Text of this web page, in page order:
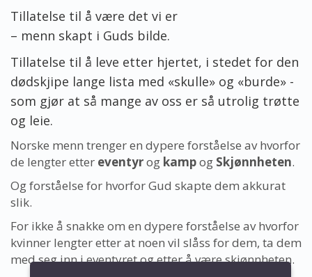
Tillatelse til å være det vi er
– menn skapt i Guds bilde.
Tillatelse til å leve etter hjertet, i stedet for den
dødskjipe lange lista med «skulle» og «burde» -
som gjør at så mange av oss er så utrolig trøtte
og leie.
Norske menn trenger en dypere forståelse av hvorfor
de lengter etter eventyrog kampog Skjønnheten.
Og forståelse for hvorfor Gud skapte dem akkurat
slik.
For ikke å snakke om en dypere forståelse av hvorfor
kvinner lengter etter at noen vil slåss for dem, ta dem
med seg inn i eventyret og etter å være skjønnheten.